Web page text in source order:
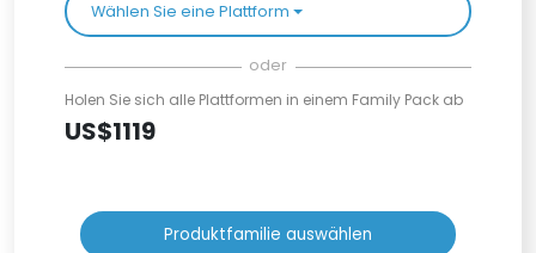
Wählen Sie eine Plattform
oder
Holen Sie sich alle Plattformen in einem Family Pack ab
US$1119
Produktfamilie auswählen